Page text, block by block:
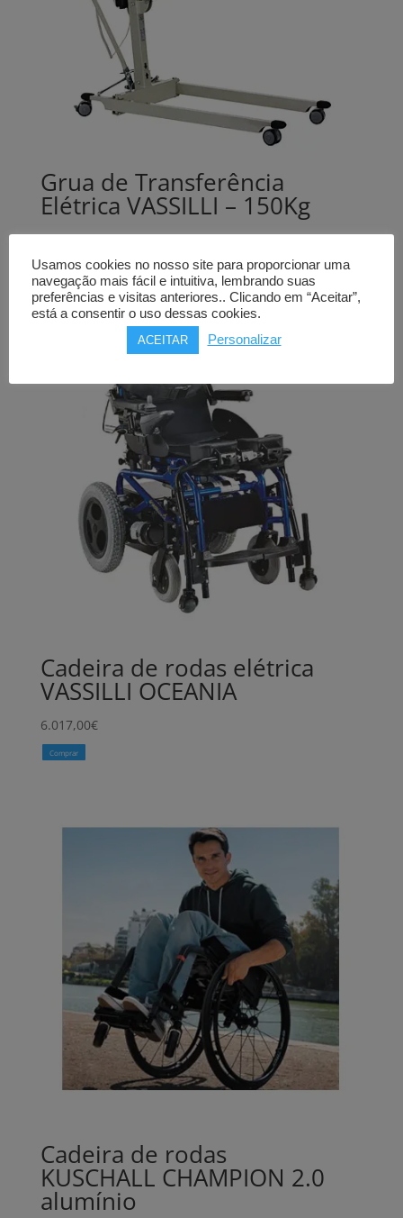
Grua de Transferência
Elétrica VASSILLI – 150Kg
752,00€
Comprar
Cadeira de rodas elétrica
VASSILLI OCEANIA
6.017,00€
Comprar
Cadeira de rodas
KUSCHALL CHAMPION 2.0
alumínio
Usamos cookies no nosso site para proporcionar uma
navegação mais fácil e intuitiva, lembrando suas
preferências e visitas anteriores.. Clicando em “Aceitar”,
está a consentir o uso dessas cookies.
ACEITAR Personalizar